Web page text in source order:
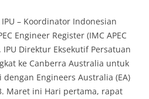
– Koordinator Indonesian
Engineer Register (IMC APEC
IPU Direktur Eksekutif Persatuan
ke Canberra Australia untuk
Engineers Australia (EA)
Maret ini Hari pertama, rapat